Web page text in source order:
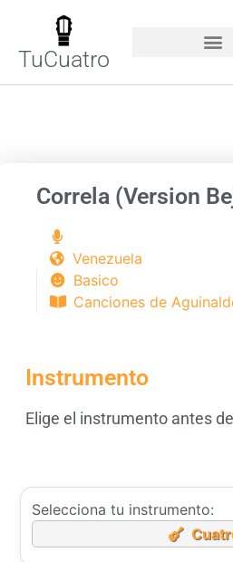
TuCuatro
Correla (Version
Venezuela
Basico
Canciones de
Instrumento
Elige el instrumento antes
Selecciona tu instrumento: